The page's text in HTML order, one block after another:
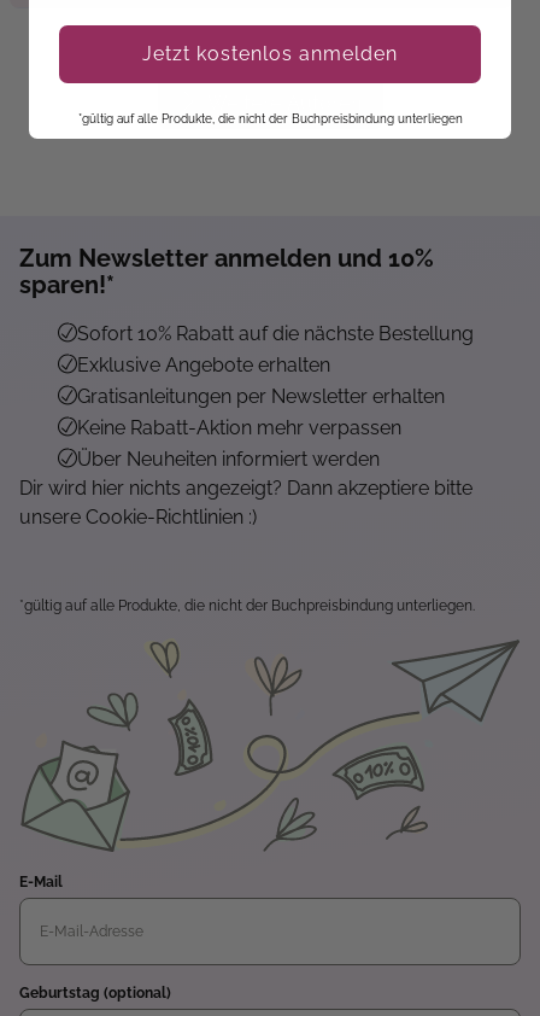
Zum Newsletter anmelden und 10%
sparen!*
Sofort 10% Rabatt auf die nächste Bestellung
Exklusive Angebote erhalten
Gratisanleitungen per Newsletter erhalten
Keine Rabatt-Aktion mehr verpassen
Über Neuheiten informiert werden
Dir wird hier nichts angezeigt? Dann akzeptiere bitte
unsere Cookie-Richtlinien :)
*gültig auf alle Produkte, die nicht der Buchpreisbindung unterliegen.
E-Mail
Geburtstag (optional)
Jetzt kostenlos anmelden
*gültig auf alle Produkte, die nicht der Buchpreisbindung unterliegen